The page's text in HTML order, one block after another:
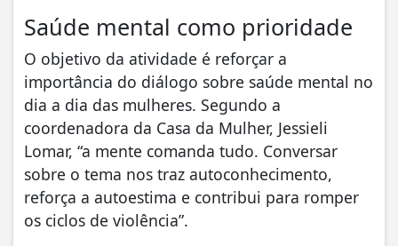
Saúde mental como prioridade
O objetivo da atividade é reforçar a
importância do diálogo sobre saúde mental no
dia a dia das mulheres. Segundo a
coordenadora da Casa da Mulher, Jessieli
Lomar, “a mente comanda tudo. Conversar
sobre o tema nos traz autoconhecimento,
reforça a autoestima e contribui para romper
os ciclos de violência”.